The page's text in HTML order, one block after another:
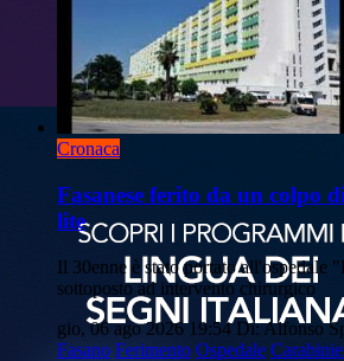
Cronaca
Fasanese ferito da un colpo
lite
Il 30enne è stato portato all'ospedale
sottoposto ad intervento chirurgico
gio, 06 ago 2026 19:54 Di: Alfonso
Fasano Ferimento Ospedale